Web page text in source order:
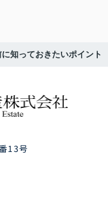
知っておきたいポイント
13号